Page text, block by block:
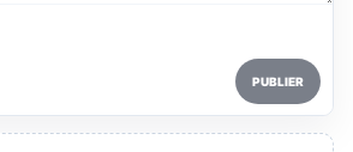
PUBLIER